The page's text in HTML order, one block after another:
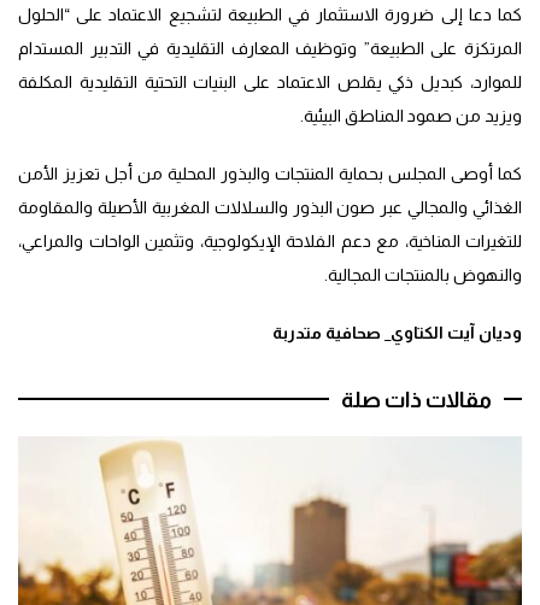
كما دعا إلى ضرورة الاستثمار في الطبيعة لتشجيع الاعتماد على “الحلول
المرتكزة على الطبيعة” وتوظيف المعارف التقليدية في التدبير المستدام
للموارد، كبديل ذكي يقلص الاعتماد على البنيات التحتية التقليدية المكلفة
ويزيد من صمود المناطق البيئية.
كما أوصى المجلس بحماية المنتجات والبذور المحلية من أجل تعزيز الأمن
الغذائي والمجالي عبر صون البذور والسلالات المغربية الأصيلة والمقاومة
للتغيرات المناخية، مع دعم الفلاحة الإيكولوجية، وتثمين الواحات والمراعي،
والنهوض بالمنتجات المجالية.
وديان آيت الكتاوي_ صحافية متدربة
مقالات ذات صلة